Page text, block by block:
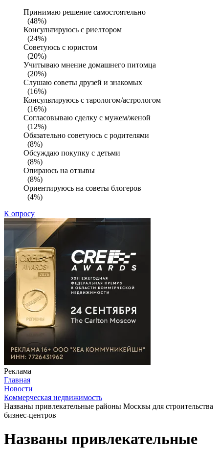
Принимаю решение самостоятельно
(48%)
Консультируюсь с риелтором
(24%)
Советуюсь с юристом
(20%)
Учитываю мнение домашнего питомца
(20%)
Слушаю советы друзей и знакомых
(16%)
Консультируюсь с тарологом/астрологом
(16%)
Согласовываю сделку с мужем/женой
(12%)
Обязательно советуюсь с родителями
(8%)
Обсуждаю покупку с детьми
(8%)
Опираюсь на отзывы
(8%)
Ориентируюсь на советы блогеров
(4%)
К опросу
Реклама
Главная
Новости
Коммерческая недвижимость
Названы привлекательные районы Москвы для строительства
бизнес-центров
Названы привлекательные